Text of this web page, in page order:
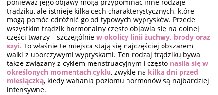
ponieważ jego objawy mogą przypominać inne rodzaje
trądziku, ale istnieje kilka cech charakterystycznych, które
mogą pomóc odróżnić go od typowych wyprysków. Przede
wszystkim trądzik hormonalny często objawia się na dolnej
części twarzy – szczególnie w okolicy linii żuchwy, brody oraz
szyi. To właśnie te miejsca stają się najczęściej obszarem
walki z uporczywymi wypryskami. Ten rodzaj trądziku bywa
także związany z cyklem menstruacyjnym i często nasila się w
określonych momentach cyklu, zwykle na kilka dni przed
miesiączką, kiedy wahania poziomu hormonów są najbardziej
intensywne.